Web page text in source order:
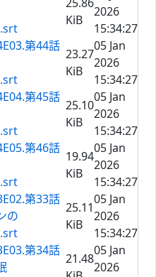
KiB
2026
15:34:27
第44話
23.27
KiB
05 Jan
2026
15:34:27
第45話
25.10
KiB
05 Jan
2026
15:34:27
第46話
19.94
KiB
05 Jan
2026
15:34:27
第33話
の
25.11
KiB
05 Jan
2026
15:34:27
第34話
21.48
05 Jan
2026